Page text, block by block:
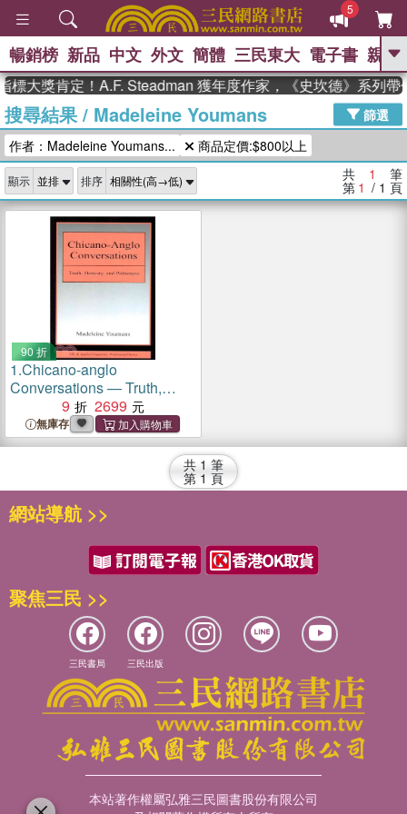
5
GO
熱搜： 東野圭吾 高希均教授回憶錄
、 The Odyssey 、 父親節 、 如果歷
史是一群喵 、 暑期推薦
獎 臺灣漫遊錄 、 方念華 、 台灣的李
登輝時代
數學女孩：黎曼猜想 、
偉大的迷走神經
暢銷榜 新品 中文 外文 簡體 三民東大 電子書 親子
標大獎肯定！A.F. Steadman 獲年度作家，《史坎德》系列帶
搜尋結果/ Madeleine Youmans
篩選
作者：Madeleine Youmans...
商品定價:$800以上
顯示 排序 共 1 筆
第 1 / 1 頁
90 折
1.Chicano-anglo
Conversations — Truth,
Honesty, and Politeness
9 2699
無庫存
共 1 筆
第 1 頁
網站導航 >>
聚焦三民 >>
三民書局 三民出版
本站著作權屬弘雅三民圖書股份有限公司